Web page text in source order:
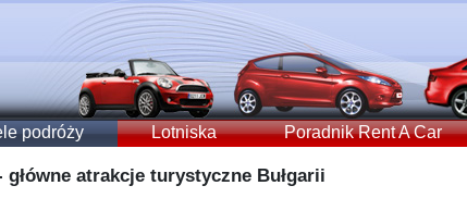
podróży Lotniska Poradnik Rent A Car
główne atrakcje turystyczne Bułgarii